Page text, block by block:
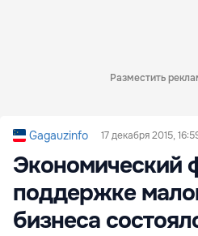
Разместить
Gagauzinfo 17 декабря 2015,
Экономический
поддержке
бизнеса